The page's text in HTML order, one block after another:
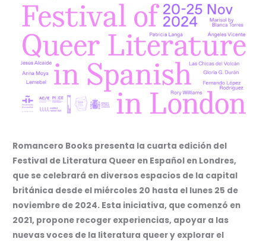
Romancero Books presenta la cuarta edición del
Festival de Literatura Queer en Español en Londres,
que se celebrará en diversos espacios de la capital
británica desde el miércoles 20 hasta el lunes 25 de
noviembre de 2024. Esta iniciativa, que comenzó en
2021, propone recoger experiencias, apoyar a las
nuevas voces de la literatura queer y explorar el